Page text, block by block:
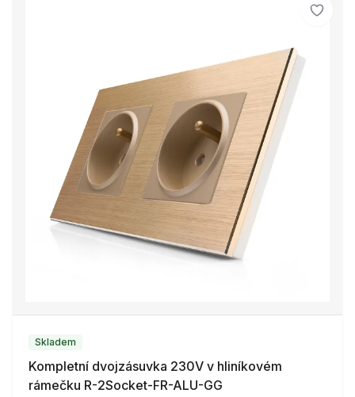
Skladem
Kompletní dvojzásuvka 230V v hliníkovém
rámečku R-2Socket-FR-ALU-GG